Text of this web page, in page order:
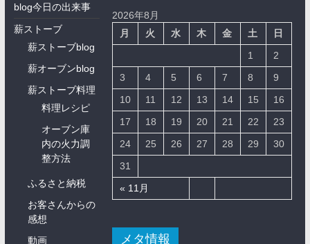
blog今日の出来事
薪ストーブ
薪ストーブblog
薪オーブンblog
薪ストーブ料理
料理レシピ
オーブン庫
内の火力調
整方法
ふるさと納税
お客さんからの
感想
動画
2026年8月
月
火 水 木 金 土 日
« 11月
1
2
3
4 5 6 7 8
9
10
11 12 13 14 15
16
17
18 19 20 21 22
23
24
25 26 27 28 29
30
31
メタ情報